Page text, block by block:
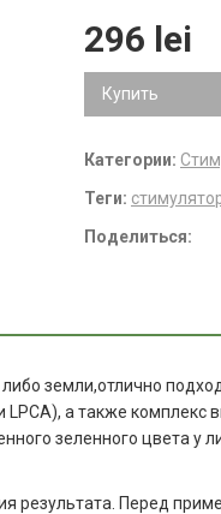
296 lei
Купить
Категории:
Теги:
Поделиться:
земли,отлично
а также комплекс
зеленного цвета у
результата. Перед